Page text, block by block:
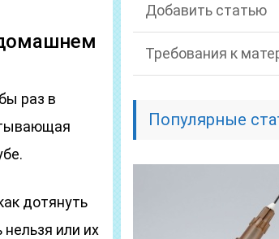
раз в
дотянуть
нельзя или их
Добавить статью
Требования к
Популярные